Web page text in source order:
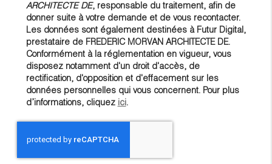
ARCHITECTE DE, responsable du traitement, afin de
donner suite à votre demande et de vous recontacter.
Les données sont également destinées à Futur Digital,
prestataire de FREDERIC MORVAN ARCHITECTE DE.
Conformément à la réglementation en vigueur, vous
disposez notamment d'un droit d'accès, de
rectification, d'opposition et d'effacement sur les
données personnelles qui vous concernent. Pour plus
d’informations, cliquez ici.